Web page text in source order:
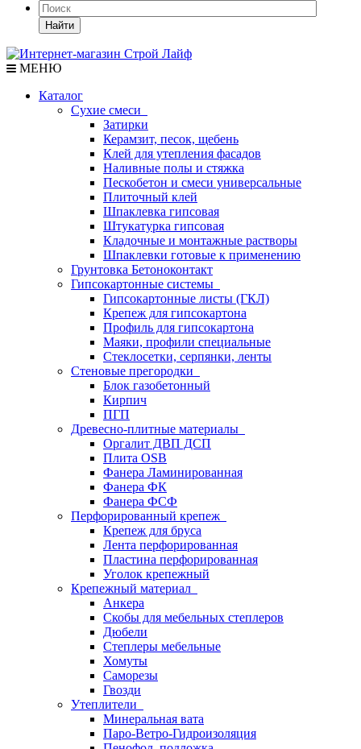
Найти
МЕНЮ
Каталог
Сухие смеси
Затирки
Керамзит, песок, щебень
Клей для утепления фасадов
Наливные полы и стяжка
Пескобетон и смеси универсальные
Плиточный клей
Шпаклевка гипсовая
Штукатурка гипсовая
Кладочные и монтажные растворы
Шпаклевки готовые к применению
Грунтовка Бетоноконтакт
Гипсокартонные системы
Гипсокартонные листы (ГКЛ)
Крепеж для гипсокартона
Профиль для гипсокартона
Маяки, профили специальные
Стеклосетки, серпянки, ленты
Стеновые прегородки
Блок газобетонный
Кирпич
ПГП
Древесно-плитные материалы
Оргалит ДВП ДСП
Плита OSB
Фанера Ламинированная
Фанера ФК
Фанера ФСФ
Перфорированный крепеж
Крепеж для бруса
Лента перфорированная
Пластина перфорированная
Уголок крепежный
Крепежный материал
Анкера
Скобы для мебельных степлеров
Дюбели
Степлеры мебельные
Хомуты
Саморезы
Гвозди
Утеплители
Минеральная вата
Паро-Ветро-Гидроизоляция